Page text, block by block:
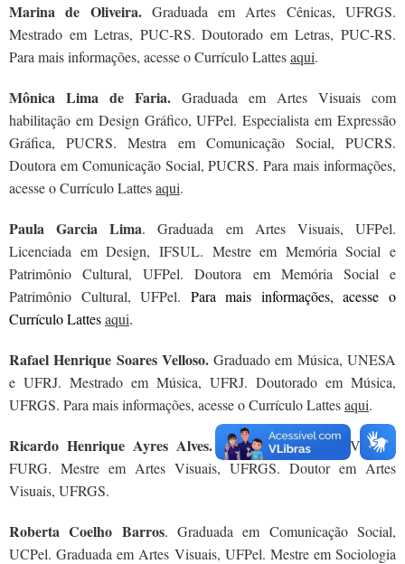
Marina de Oliveira. Graduada em Artes Cênicas, UFRGS.
Mestrado em Letras, PUC-RS. Doutorado em Letras, PUC-RS.
Para mais informações, acesse o Currículo Lattesaqui.
Mônica Lima de Faria. Graduada em Artes Visuais com
habilitação em Design Gráfico, UFPel. Especialista em Expressão
Gráfica, PUCRS. Mestra em Comunicação Social, PUCRS.
Doutora em Comunicação Social, PUCRS. Para mais informações,
acesse o Currículo Lattesaqui.
Paula Garcia Lima. Graduada em Artes Visuais, UFPel.
Licenciada em Design, IFSUL. Mestre em Memória Social e
Patrimônio Cultural, UFPel. Doutora em Memória Social e
Patrimônio Cultural, UFPel. Para mais informações, acesse o
Currículo Lattesaqui.
Rafael Henrique Soares Velloso.Graduado em Música, UNESA
e UFRJ. Mestrado em Música, UFRJ. Doutorado em Música,
UFRGS. Para mais informações, acesse o Currículo Lattesaqui.
Ricardo Henrique Ayres Alves. Graduado em Artes Visuais,
FURG. Mestre em Artes Visuais, UFRGS. Doutor em Artes
Visuais, UFRGS.
Roberta Coelho Barros. Graduada em Comunicação Social,
UCPel. Graduada em Artes Visuais, UFPel. Mestre em Sociologia